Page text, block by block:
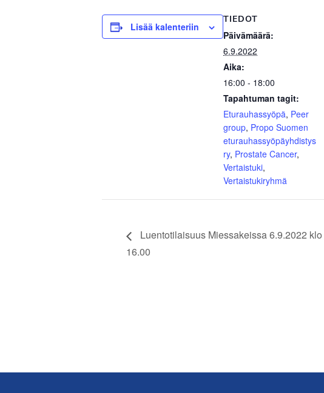
Lisää kalenteriin
TIEDOT
Päivämäärä:
6.9.2022
Aika:
16:00 - 18:00
Tapahtuman tagit:
Eturauhassyöpä, Peer
group, Propo Suomen
eturauhassyöpäyhdistys
ry, Prostate Cancer,
Vertaistuki,
Vertaistukiryhmä
Luentotilaisuus Miessakeissa 6.9.2022
16.00